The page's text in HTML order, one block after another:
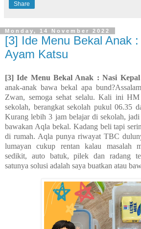
Share
Monday, 14 November 2022
[3] Ide Menu Bekal Anak
Ayam Katsu
[3] Ide Menu Bekal Anak : Nasi Kepal
anak-anak bawa bekal apa
Zwan, semoga sehat selalu. Kali ini
sekolah, berangkat sekolah pukul 06.35
Kurang lebih 3 jam belajar di sekolah, jadi
bawakan Aqla bekal. Kadang beli tapi
di rumah. Aqla punya riwayat TBC
lumayan cukup rentan kalau masalah
sedikit, auto batuk, pilek dan radang
satunya solusi adalah saya buatkan atau